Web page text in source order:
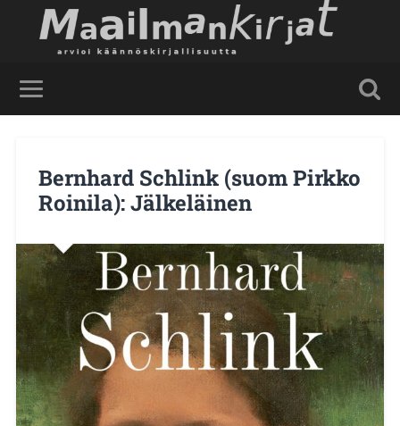
Bernhard Schlink (suom Pirkko
Roinila): Jälkeläinen